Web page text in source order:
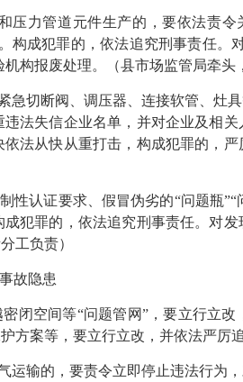
力管道元件生产的，要依法责令
成犯罪的，依法追究刑事责任。
构报废处理。（县市场监管局牵头
断阀、调压器、连接软管、灶具
法失信企业名单，并对企业及相
法从快从重打击，构成犯罪的，
证要求、假冒伪劣的“问题瓶”“
犯罪的，依法追究刑事责任。对
工负责）
故隐患
空间等“问题管网”，要立行立改
案等，要立行立改，并依法严厉
输的，要责令立即停止违法行为